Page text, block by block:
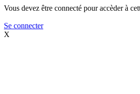
Vous devez être connecté pour accèder à
Se connecter
X